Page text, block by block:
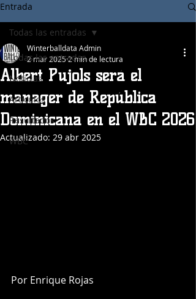
Entrada
Todas las entradas
Noticias
Articulos
Resultados
WBC
Todas las entradas
Albert Pujols será el
manager de República
Dominicana en el WBC 2026
Winterballdata Admin
2 mar 20252 min de lectura
Actualizado: 29 abr 2025
Por Enrique Rojas